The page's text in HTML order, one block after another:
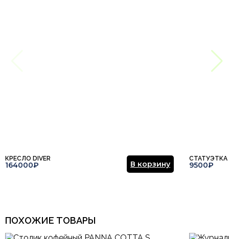
КРЕСЛО DIVER
164000₽ В корзину
СТАТУЭТКА
9500₽
ПОХОЖИЕ ТОВАРЫ